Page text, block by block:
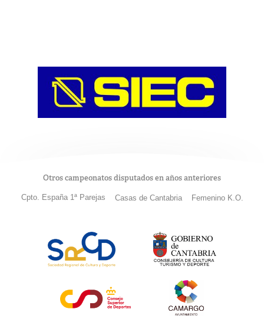
Otros campeonatos disputados en años anteriores
Cpto. España 1ª Parejas Casas de Cantabria Femenino K.O.